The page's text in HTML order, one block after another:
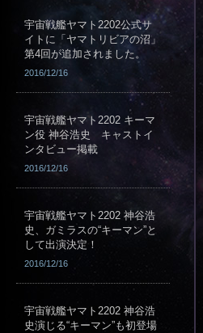
宇宙戦艦ヤマト2202公式サ
イトに「ヤマトリビアの沼」
第4回が追加されました。
2016/12/16
宇宙戦艦ヤマト2202 キーマ
ン役 神谷浩史 キャストイ
ンタビュー掲載
2016/12/16
宇宙戦艦ヤマト2202 神谷浩
史、ガミラスの“キーマン”と
して出演決定！
2016/12/16
宇宙戦艦ヤマト2202 神谷浩
史演じる“キーマン”も初登場